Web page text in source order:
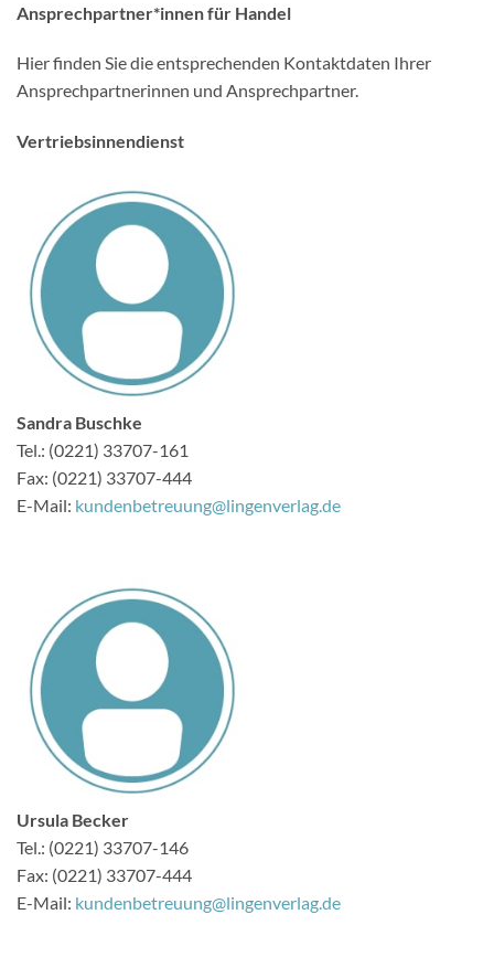
Ansprechpartner*innen für Handel
Hier finden Sie die entsprechenden Kontaktdaten Ihrer
Ansprechpartnerinnen und Ansprechpartner.
Vertriebsinnendienst
Sandra Buschke
Tel.: (0221) 33707-161
Fax: (0221) 33707-444
E-Mail: kundenbetreuung@lingenverlag.de
Ursula Becker
Tel.: (0221) 33707-146
Fax: (0221) 33707-444
E-Mail: kundenbetreuung@lingenverlag.de